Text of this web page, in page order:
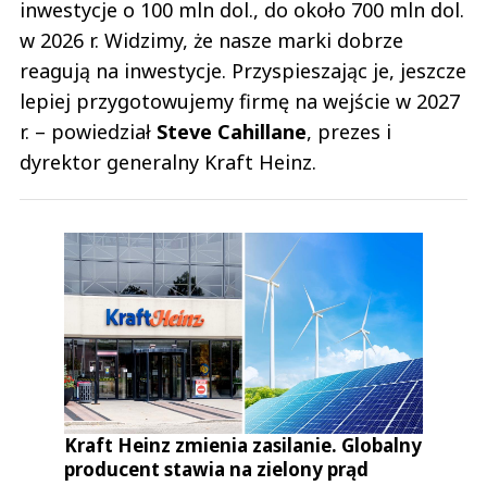
inwestycje o 100 mln dol., do około 700 mln dol.
w 2026 r. Widzimy, że nasze marki dobrze
reagują na inwestycje. Przyspieszając je, jeszcze
lepiej przygotowujemy firmę na wejście w 2027
r. – powiedział Steve Cahillane, prezes i
dyrektor generalny Kraft Heinz.
Kraft Heinz zmienia zasilanie. Globalny
producent stawia na zielony prąd